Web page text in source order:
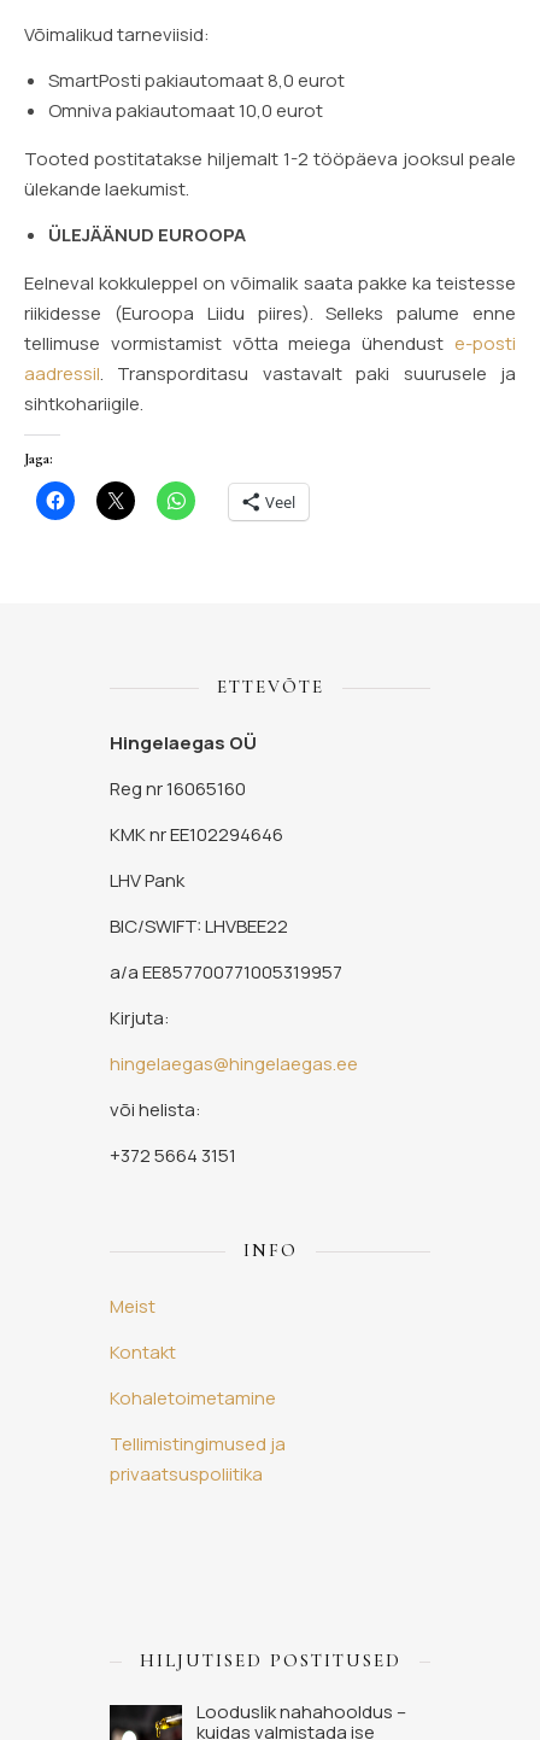
Võimalikud tarneviisid:
SmartPosti pakiautomaat 8,0 eurot
Omniva pakiautomaat 10,0 eurot
Tooted postitatakse hiljemalt 1-2 tööpäeva jooksul peale
ülekande laekumist.
ÜLEJÄÄNUD EUROOPA
Eelneval kokkuleppel on võimalik saata pakke ka teistesse
riikidesse (Euroopa Liidu piires). Selleks palume enne
tellimuse vormistamist võtta meiega ühendust e-posti
aadressil. Transporditasu vastavalt paki suurusele ja
sihtkohariigile.
Jaga:
Veel
ETTEVÕTE
Hingelaegas OÜ
Reg nr 16065160
KMK nr EE102294646
LHV Pank
BIC/SWIFT: LHVBEE22
a/a EE857700771005319957
Kirjuta:
hingelaegas@hingelaegas.ee
või helista:
+372 5664 3151
INFO
Meist
Kontakt
Kohaletoimetamine
Tellimistingimused ja
privaatsuspoliitika
HILJUTISED POSTITUSED
Looduslik nahahooldus –
kuidas valmistada ise